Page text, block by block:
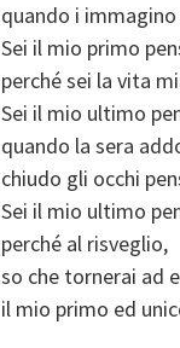
quando i immagino
Sei il mio primo
perché sei la vita
Sei il mio ultimo
quando la sera
chiudo gli occhi
Sei il mio ultimo
perché al risveglio,
so che tornerai ad
il mio primo ed